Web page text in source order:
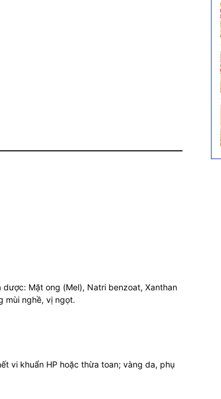
Mặt ong (Mel), Natri benzoat, Xanthan
mùi nghề, vị ngọt.
vi khuẩn HP hoặc thừa toan; vàng da, phụ